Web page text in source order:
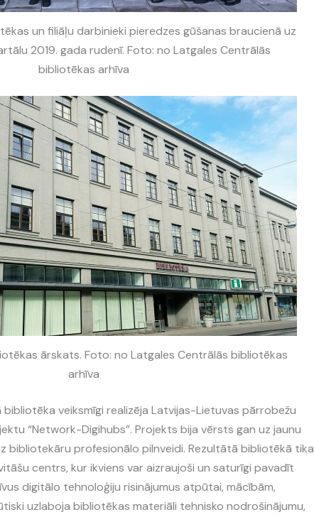
un filiāļu darbinieki pieredzes gūšanas braucienā uz
2019. gada rudenī. Foto: no Latgales Centrālās
bibliotēkas arhīva
ārskats. Foto: no Latgales Centrālās bibliotēkas
arhīva
veiksmīgi realizēja Latvijas-Lietuvas pārrobežu
“Network-Digihubs”. Projekts bija vērsts gan uz jaunu
bibliotekāru profesionālo pilnveidi. Rezultātā bibliotēkā tika
centrs, kur ikviens var aizraujoši un saturīgi pavadīt
digitālo tehnoloģiju risinājumus atpūtai, mācībām,
uzlaboja bibliotēkas materiāli tehnisko nodrošinājumu,